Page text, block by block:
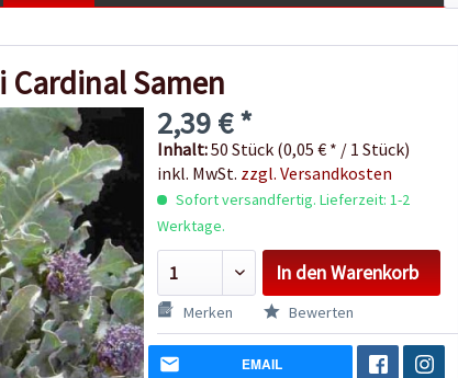
Cardinal Samen
2,39 € *
Inhalt:50 Stück (0,05 € * / 1 Stück)
inkl. MwSt. zzgl. Versandkosten
Sofort versandfertig. Lieferzeit: 1-2
Werktage.
In denWarenkorb
Merken Bewerten
EMAIL